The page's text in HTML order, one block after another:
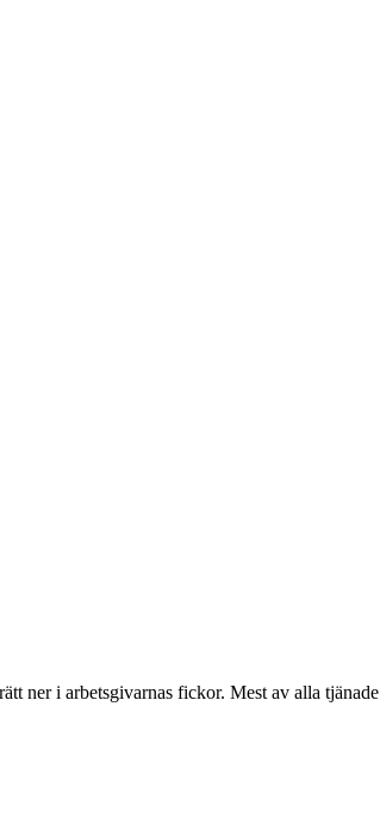
ner i arbetsgivarnas fickor. Mest av alla